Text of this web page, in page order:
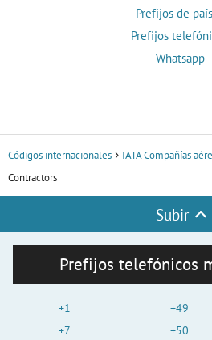
Prefijos de
Prefijos
Whatsapp
Códigos internacionales IATA Compañías
Contractors
Subir
Prefijos telefónicos
+1
+7
+49
+50